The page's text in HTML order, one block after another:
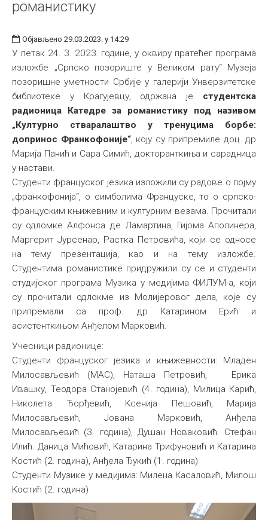
романистику
Објављено 29.03.2023. у 14:29
У петак 24. 3. 2023. године, у оквиру пратећег програма
изложбе „Српско позориште у Великом рату“ Музеја
позоришне уметности Србије у галерији Унверзитетске
библиотеке у Крагујевцу, одржана је студентска
радионица Катедре за романистику под називом
„Културно стваралаштво у тренуцима борбе:
допринос Франкофоније“, коју су припремиле доц. др
Марија Панић и Сара Симић, докторанткиња и сарадница
у настави.
Студенти француског језика изложили су радове о појму
„франкофонија“, о симболима Француске, то о српско-
француским књижевним и културним везама. Прочитали
су одломке Алфонса де Ламартина, Гијома Аполинера,
Маргерит Јурсенар, Растка Петровића, који се односе
на тему презентација, као и на тему изложбе.
Студентима романистике придружили су се и студенти
студијског програма Музика у медијима ФИЛУМ-а, који
су прочитали одлокме из Молијеровог дела, које су
припремали са проф. др Катарином Ерић и
асистенткињом Анђелом Марковић.
Учесници радионице:
Студенти француског језика и књижевности: Младен
Милосављевић (МАС), Наташа Петровић, Ерика
Ивашку, Теодора Станојевић (4. година), Милица Карић,
Николета Ђорђевић, Ксенија Пешовић, Марија
Милосављевић, Јована Марковић, Анђела
Милосављевић (3. година), Душан Новаковић. Стефан
Илић. Даница Мићовић, Катарина Трифуновић и Катарина
Костић (2. година), Анђела Ђукић (1. година)
Студенти Музике у медијима: Милена Касаловић, Милош
Костић (2. година)